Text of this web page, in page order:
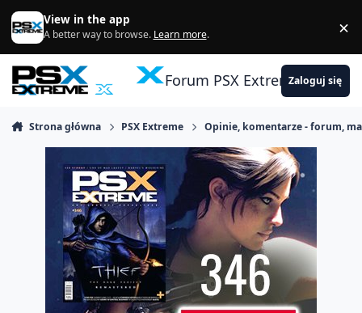
Skocz do zawartości
View in the app
A better way to browse. Learn more. ×
Forum PSX ExtremeZaloguj się
Strona główna PSX Extreme Opinie, komentarze - forum,